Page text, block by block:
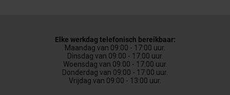
Elke werkdag telefonisch bereikbaar:
Maandag van 09:00 - 17:00 uur.
Dinsdag van 09:00 - 17:00 uur.
Woensdag van 09:00 - 17:00 uur.
Donderdag van 09:00 - 17:00 uur.
Vrijdag van 09:00 - 13:00 uur.